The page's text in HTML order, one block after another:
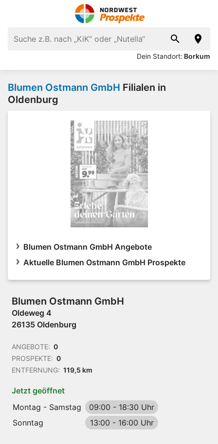
Dein Standort: Borkum
Blumen Ostmann GmbH Filialen in
Oldenburg
Blumen Ostmann GmbH Angebote
Aktuelle Blumen Ostmann GmbH Prospekte
Blumen Ostmann GmbH
Oldeweg 4
26135 Oldenburg
ANGEBOTE: 0
PROSPEKTE: 0
ENTFERNUNG: 119,5 km
Jetzt geöffnet
Montag - Samstag
09:00 - 18:30 Uhr
Sonntag
13:00 - 16:00 Uhr